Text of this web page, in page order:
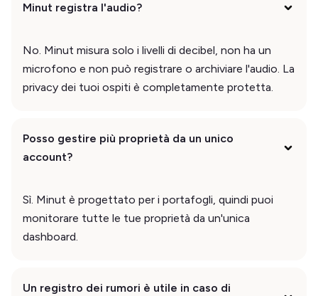
Minut registra l'audio?
No. Minut misura solo i livelli di decibel, non ha un
microfono e non può registrare o archiviare l'audio. La
privacy dei tuoi ospiti è completamente protetta.
Posso gestire più proprietà da un unico
account?
Sì. Minut è progettato per i portafogli, quindi puoi
monitorare tutte le tue proprietà da un'unica
dashboard.
Un registro dei rumori è utile in caso di